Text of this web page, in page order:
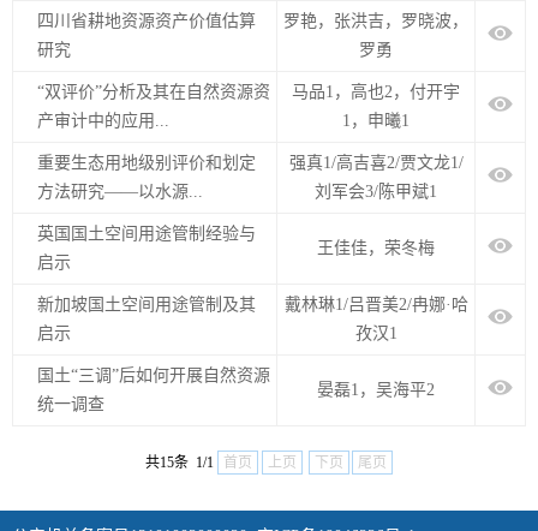
四川省耕地资源资产价值估算
研究
罗艳，张洪吉，罗晓波，
罗勇
“双评价”分析及其在自然资源资
产审计中的应用...
马品1，高也2，付开宇
1，申曦1
重要生态用地级别评价和划定
方法研究——以水源...
强真1/高吉喜2/贾文龙1/
刘军会3/陈甲斌1
英国国土空间用途管制经验与
启示
王佳佳，荣冬梅
新加坡国土空间用途管制及其
启示
戴林琳1/吕晋美2/冉娜·哈
孜汉1
国土“三调”后如何开展自然资源
统一调查
晏磊1，吴海平2
共15条 1/1 首页 上页 下页 尾页